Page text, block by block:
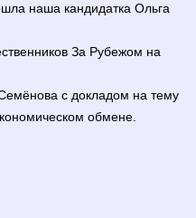
наша кандидатка Ольга
За Рубежом на
с докладом на тему
обмене.